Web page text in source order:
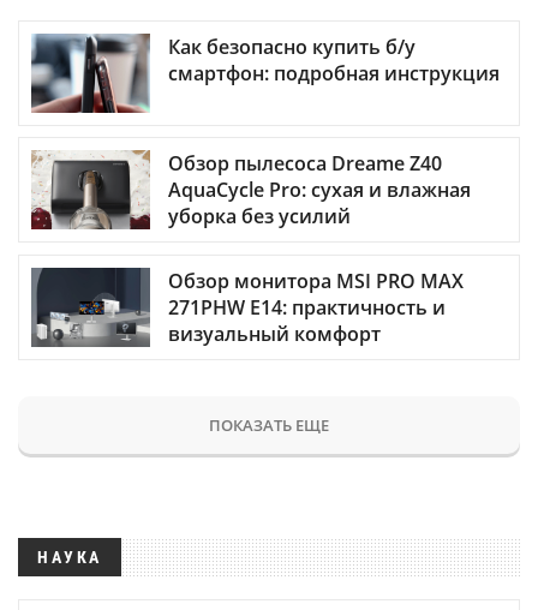
Как безопасно купить б/у
смартфон: подробная инструкция
Обзор пылесоса Dreame Z40
AquaCycle Pro: сухая и влажная
уборка без усилий
Обзор монитора MSI PRO MAX
271PHW E14: практичность и
визуальный комфорт
ПОКАЗАТЬ ЕЩЕ
НАУКА